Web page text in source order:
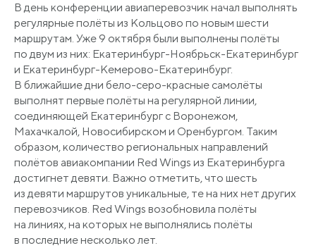
В день конференции авиаперевозчик начал выполнять
регулярные полёты из Кольцово по новым шести
маршрутам. Уже 9 октября были выполнены полёты
по двум из них: Екатеринбург-Ноябрьск-Екатеринбург
и Екатеринбург-Кемерово-Екатеринбург.
В ближайшие дни бело-серо-красные самолёты
выполнят первые полёты на регулярной линии,
соединяющей Екатеринбург с Воронежом,
Махачкалой, Новосибирском и Оренбургом. Таким
образом, количество региональных направлений
полётов авиакомпании Red Wings из Екатеринбурга
достигнет девяти. Важно отметить, что шесть
из девяти маршрутов уникальные, те на них нет других
перевозчиков. Red Wings возобновила полёты
на линиях, на которых не выполнялись полёты
в последние несколько лет.